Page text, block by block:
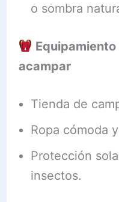
o sombra
acampar
Tienda de
Ropa cómoda
Protección
insectos.